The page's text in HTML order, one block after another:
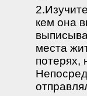
кем она
места
потерях,